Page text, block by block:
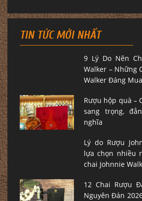
TIN TỨC MỚI NHẤT
9 Lý Do Nên
Walker – Những
Walker Đáng
Rượu hộp quà –
sang trọng,
nghĩa
Lý do Rượu
lựa chọn nhiều
chai Johnnie
12 Chai Rượu
Nguyên Đán